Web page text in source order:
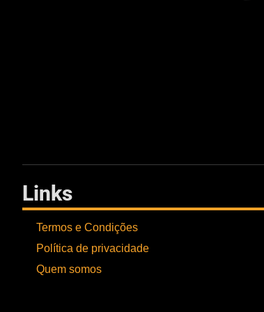
Links
Termos e Condições
Política de privacidade
Quem somos